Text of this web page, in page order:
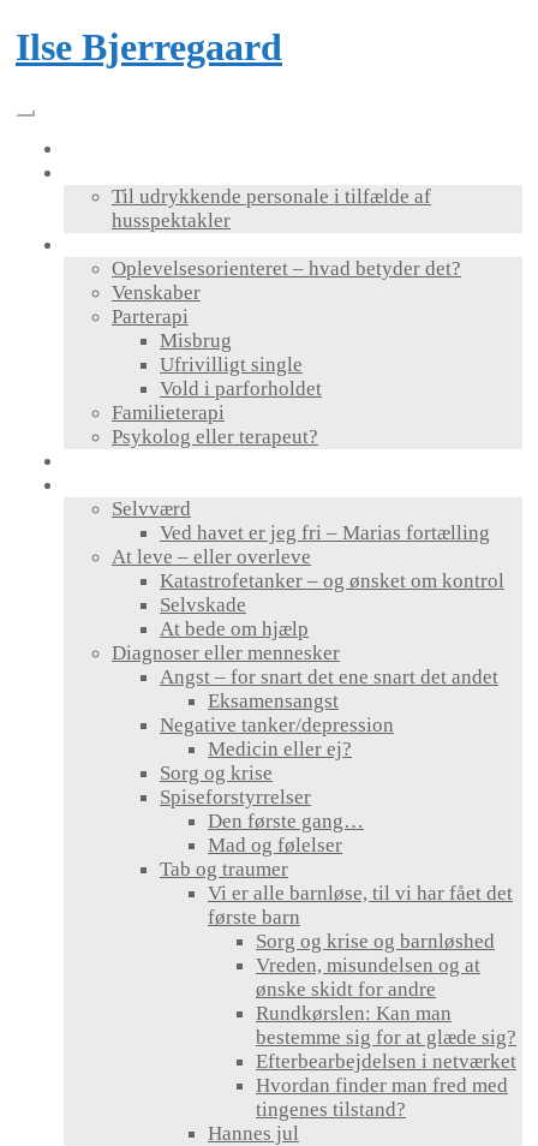
Skip
to
Ilse Bjerregaard
Til udrykkende personale i tilfælde af
husspektakler
Oplevelsesorienteret – hvad betyder det?
Venskaber
Parterapi
Misbrug
Ufrivilligt single
Vold i parforholdet
Familieterapi
Psykolog eller terapeut?
Selvværd
Ved havet er jeg fri – Marias fortælling
At leve – eller overleve
Katastrofetanker – og ønsket om kontrol
Selvskade
At bede om hjælp
Diagnoser eller mennesker
Angst – for snart det ene snart det andet
Eksamensangst
Negative tanker/depression
Medicin eller ej?
Sorg og krise
Spiseforstyrrelser
Den første gang…
Mad og følelser
Tab og traumer
Vi er alle barnløse, til vi har fået det
første barn
Sorg og krise og barnløshed
Vreden, misundelsen og at
ønske skidt for andre
Rundkørslen: Kan man
bestemme sig for at glæde sig?
Efterbearbejdelsen i netværket
Hvordan finder man fred med
tingenes tilstand?
Hannes jul